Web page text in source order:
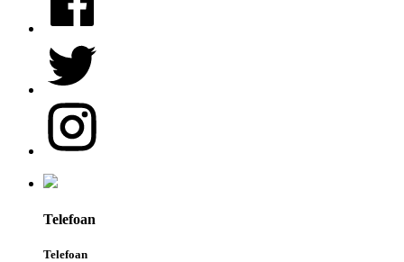
Telefoan
Telefoan